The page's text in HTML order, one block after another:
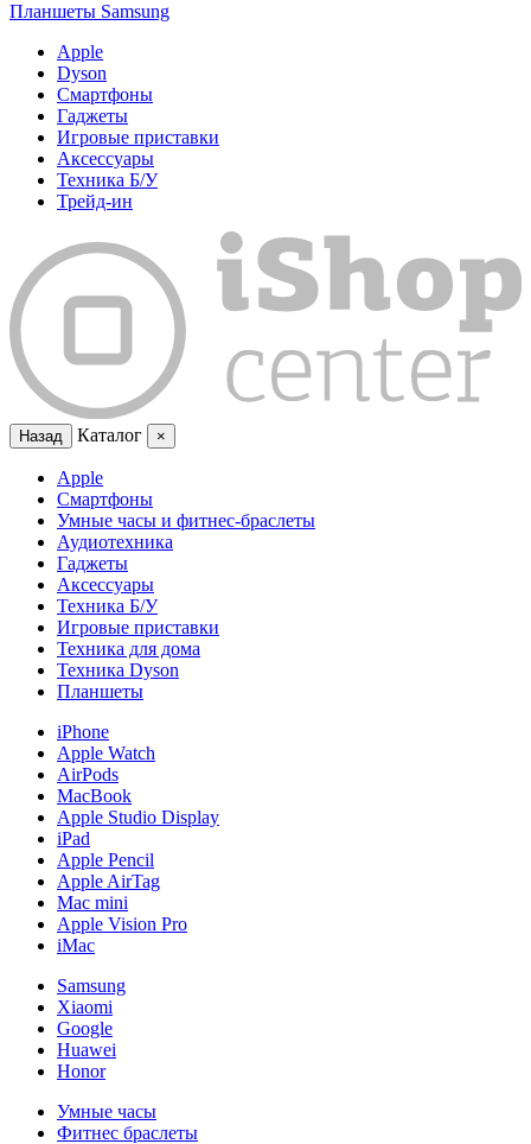
Планшеты Samsung
Apple
Dyson
Смартфоны
Гаджеты
Игровые приставки
Аксессуары
Техника Б/У
Трейд-ин
Назад Каталог ×
Apple
Смартфоны
Умные часы и фитнес-браслеты
Аудиотехника
Гаджеты
Аксессуары
Техника Б/У
Игровые приставки
Техника для дома
Техника Dyson
Планшеты
iPhone
Apple Watch
AirPods
MacBook
Apple Studio Display
iPad
Apple Pencil
Apple AirTag
Mac mini
Apple Vision Pro
iMac
Samsung
Xiaomi
Google
Huawei
Honor
Умные часы
Фитнес браслеты